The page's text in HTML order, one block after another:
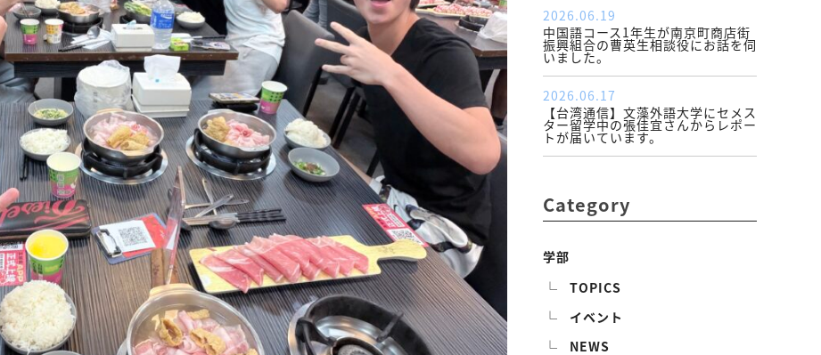
2026.06.19
中国語コース1年生が南京町商店街
振興組合の曹英生相談役にお話を伺
いました。
2026.06.17
【台湾通信】文藻外語大学にセメス
ター留学中の張佳宜さんからレポー
トが届いています。
Category
学部
TOPICS
イベント
NEWS